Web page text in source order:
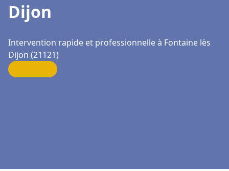
Dijon
Intervention rapide et professionnelle à Fontaine lès
Dijon (21121)